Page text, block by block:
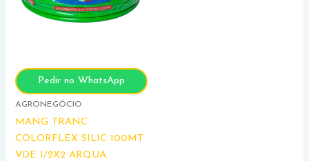
Pedir no WhatsApp
AGRONEGÓCIO
MANG TRANC
COLORFLEX SILIC 100MT
VDE 1/2X2 ARQUA